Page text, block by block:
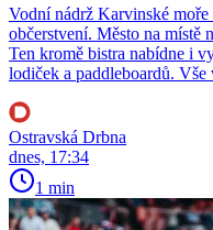
Vodní nádrž Karvinské
občerstvení. Město na místě
Ten kromě bistra nabídne i
lodiček a paddleboardů.
Ostravská Drbna
dnes, 17:34
1 min